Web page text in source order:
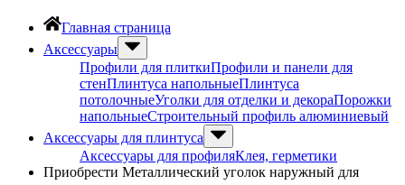
Главная страница
Аксессуары
Профили для плиткиПрофили и панели для
стенПлинтуса напольныеПлинтуса
потолочныеУголки для отделки и декораПорожки
напольныеСтроительный профиль алюминиевый
Аксессуары для плинтуса
Аксессуары для профиляКлея, герметики
Приобрести Металлический уголок наружный для